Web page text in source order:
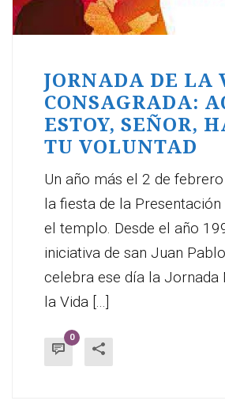
JORNADA DE LA
CONSAGRADA:
ESTOY, SEÑOR,
TU VOLUNTAD
Un año más el 2 de
la fiesta de la
el templo. Desde el año
iniciativa de san Juan
celebra ese día la Jornada
la Vida [...]
0